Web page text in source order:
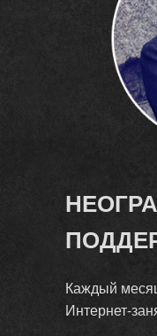
Каждый
Интернет-